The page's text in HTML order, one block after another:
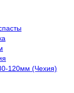
120мм (Чехия)